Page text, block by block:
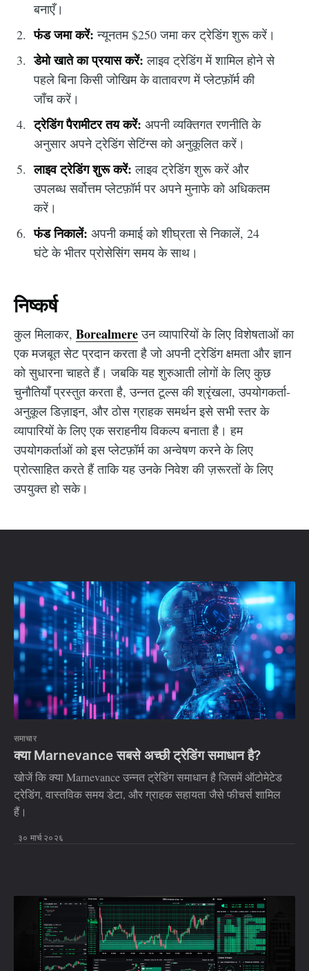
बनाएँ।
फंड जमा करें: न्यूनतम $250 जमा कर ट्रेडिंग शुरू करें।
डेमो खाते का प्रयास करें: लाइव ट्रेडिंग में शामिल होने से
पहले बिना किसी जोखिम के वातावरण में प्लेटफ़ॉर्म की
जाँच करें।
ट्रेडिंग पैरामीटर तय करें: अपनी व्यक्तिगत रणनीति के
अनुसार अपने ट्रेडिंग सेटिंग्स को अनुकूलित करें।
लाइव ट्रेडिंग शुरू करें: लाइव ट्रेडिंग शुरू करें और
उपलब्ध सर्वोत्तम प्लेटफ़ॉर्म पर अपने मुनाफे को अधिकतम
करें।
फंड निकालें: अपनी कमाई को शीघ्रता से निकालें, 24
घंटे के भीतर प्रोसेसिंग समय के साथ।
निष्कर्ष
कुल मिलाकर, Borealmereउन व्यापारियों के लिए विशेषताओं का
एक मजबूत सेट प्रदान करता है जो अपनी ट्रेडिंग क्षमता और ज्ञान
को सुधारना चाहते हैं। जबकि यह शुरुआती लोगों के लिए कुछ
चुनौतियाँ प्रस्तुत करता है, उन्नत टूल्स की श्रृंखला, उपयोगकर्ता-
अनुकूल डिज़ाइन, और ठोस ग्राहक समर्थन इसे सभी स्तर के
व्यापारियों के लिए एक सराहनीय विकल्प बनाता है। हम
उपयोगकर्ताओं को इस प्लेटफ़ॉर्म का अन्वेषण करने के लिए
प्रोत्साहित करते हैं ताकि यह उनके निवेश की ज़रूरतों के लिए
उपयुक्त हो सके।
समाचार
क्या Marnevance सबसे अच्छी ट्रेडिंग समाधान है?
खोजें कि क्या Marnevance उन्नत ट्रेडिंग समाधान है जिसमें ऑटोमेटेड
ट्रेडिंग, वास्तविक समय डेटा, और ग्राहक सहायता जैसे फीचर्स शामिल
हैं।
३० मार्च २०२६